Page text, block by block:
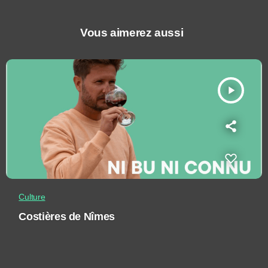
Vous aimerez aussi
play_arrow
Culture
Costières de Nîmes